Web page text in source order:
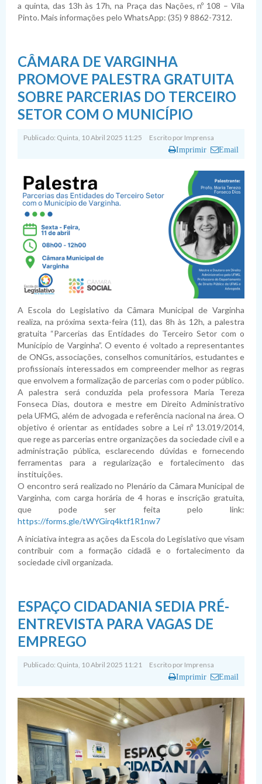
a quinta, das 13h às 17h, na Praça das Nações, nº 108 – Vila
Pinto. Mais informações pelo WhatsApp: (35) 9 8862-7312.
CÂMARA DE VARGINHA
PROMOVE PALESTRA GRATUITA
SOBRE PARCERIAS DO TERCEIRO
SETOR COM O MUNICÍPIO
Publicado: Quinta, 10 Abril 2025 11:25 Escrito por Imprensa
Imprimir Email
A Escola do Legislativo da Câmara Municipal de Varginha
realiza, na próxima sexta-feira (11), das 8h às 12h, a palestra
gratuita “Parcerias das Entidades do Terceiro Setor com o
Município de Varginha”. O evento é voltado a representantes
de ONGs, associações, conselhos comunitários, estudantes e
profissionais interessados em compreender melhor as regras
que envolvem a formalização de parcerias com o poder público.
A palestra será conduzida pela professora Maria Tereza
Fonseca Dias, doutora e mestre em Direito Administrativo
pela UFMG, além de advogada e referência nacional na área. O
objetivo é orientar as entidades sobre a Lei nº 13.019/2014,
que rege as parcerias entre organizações da sociedade civil e a
administração pública, esclarecendo dúvidas e fornecendo
ferramentas para a regularização e fortalecimento das
instituições.
O encontro será realizado no Plenário da Câmara Municipal de
Varginha, com carga horária de 4 horas e inscrição gratuita,
que pode ser feita pelo link:
https://forms.gle/tWYGirq4ktf1R1nw7
A iniciativa integra as ações da Escola do Legislativo que visam
contribuir com a formação cidadã e o fortalecimento da
sociedade civil organizada.
ESPAÇO CIDADANIA SEDIA PRÉ-
ENTREVISTA PARA VAGAS DE
EMPREGO
Publicado: Quinta, 10 Abril 2025 11:21 Escrito por Imprensa
Imprimir Email